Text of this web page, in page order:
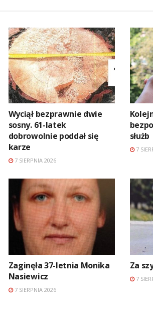
Wyciął bezprawnie dwie
sosny. 61-latek
dobrowolnie poddał się
karze
7 SIERPNIA 2026
służb
7
Zaginęła 37-letnia Monika
Nasiewicz
7 SIERPNIA 2026
Za
7